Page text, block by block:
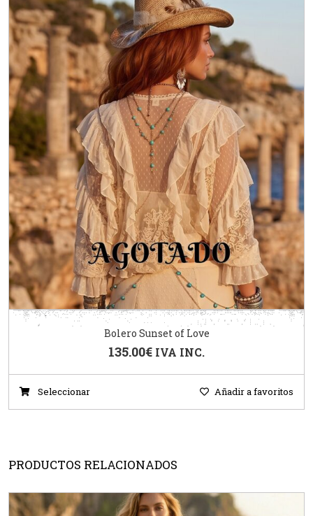
Bolero Sunset of Love
135.00€ IVA INC.
Seleccionar Añadir a favoritos
PRODUCTOS RELACIONADOS